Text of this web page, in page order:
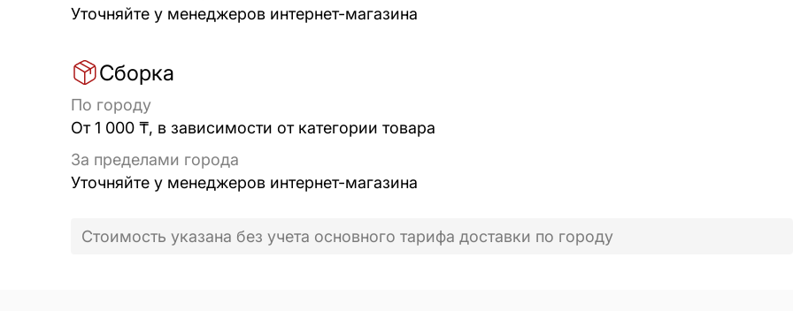
Уточняйте у менеджеров интернет-магазина
Сборка
По городу
От 1 000 ₸, в зависимости от категории товара
За пределами города
Уточняйте у менеджеров интернет-магазина
Стоимость указана без учета основного тарифа доставки по городу